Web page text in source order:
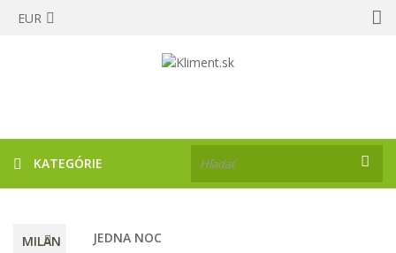
EUR
KATEGÓRIE
MILAN
JEDNA NOC